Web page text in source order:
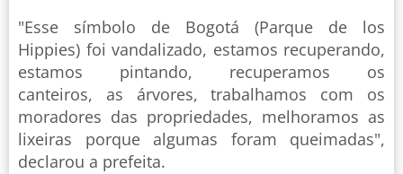
"Esse símbolo de Bogotá (Parque de los
Hippies) foi vandalizado, estamos recuperando,
estamos pintando, recuperamos os
canteiros, as árvores, trabalhamos com os
moradores das propriedades, melhoramos as
lixeiras porque algumas foram queimadas",
declarou a prefeita.